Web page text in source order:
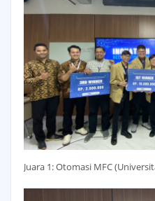
Juara 1: Otomasi MFC